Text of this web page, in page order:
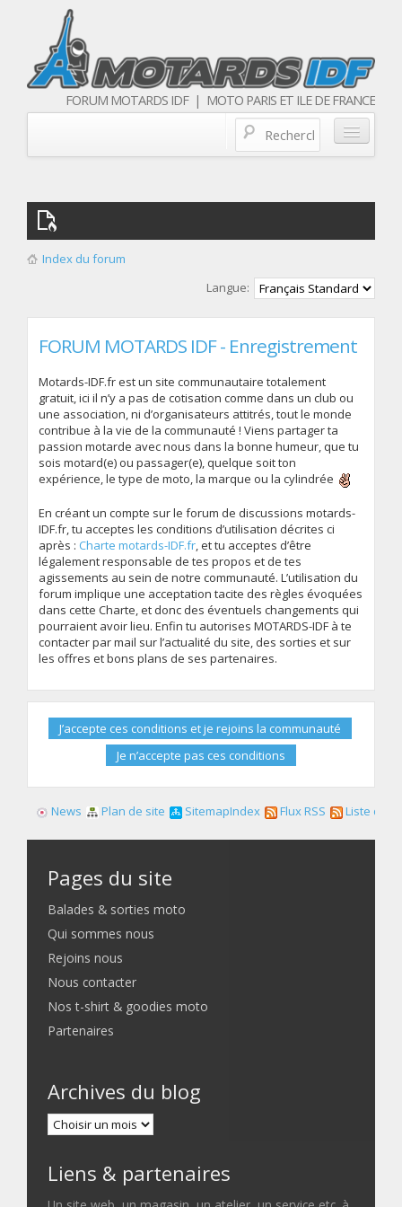
FORUM MOTARDS IDF | MOTO PARIS ET ILE DE FRANCE
Forum
Balades & sorties moto
Index du forum
Langue:
FORUM MOTARDS IDF - Enregistrement
Motards-IDF.fr est un site communautaire totalement
gratuit, ici il n’y a pas de cotisation comme dans un club ou
une association, ni d’organisateurs attitrés, tout le monde
contribue à la vie de la communauté ! Viens partager ta
passion motarde avec nous dans la bonne humeur, que tu
sois motard(e) ou passager(e), quelque soit ton
expérience, le type de moto, la marque ou la cylindrée
En créant un compte sur le forum de discussions motards-
IDF.fr, tu acceptes les conditions d’utilisation décrites ci
après : Charte motards-IDF.fr, et tu acceptes d’être
légalement responsable de tes propos et de tes
agissements au sein de notre communauté. L’utilisation du
forum implique une acceptation tacite des règles évoquées
dans cette Charte, et donc des éventuels changements qui
pourraient avoir lieu. Enfin tu autorises MOTARDS-IDF à te
contacter par mail sur l’actualité du site, des sorties et sur
les offres et bons plans de ses partenaires.
News Plan de site SitemapIndex Flux RSS Liste des
Pages du site
Balades & sorties moto
Qui sommes nous
Rejoins nous
Nous contacter
Nos t-shirt & goodies moto
Partenaires
Archives du blog
Liens & partenaires